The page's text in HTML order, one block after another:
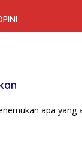
apa yang